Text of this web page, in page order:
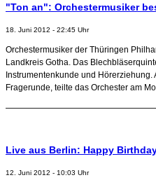
"Ton an": Orchestermusiker
18. Juni 2012 - 22:45 Uhr
Orchestermusiker der Thüringen
Landkreis Gotha. Das
Instrumentenkunde und
Fragerunde, teilte das Orchester am
Live aus Berlin: Happy
12. Juni 2012 - 10:03 Uhr